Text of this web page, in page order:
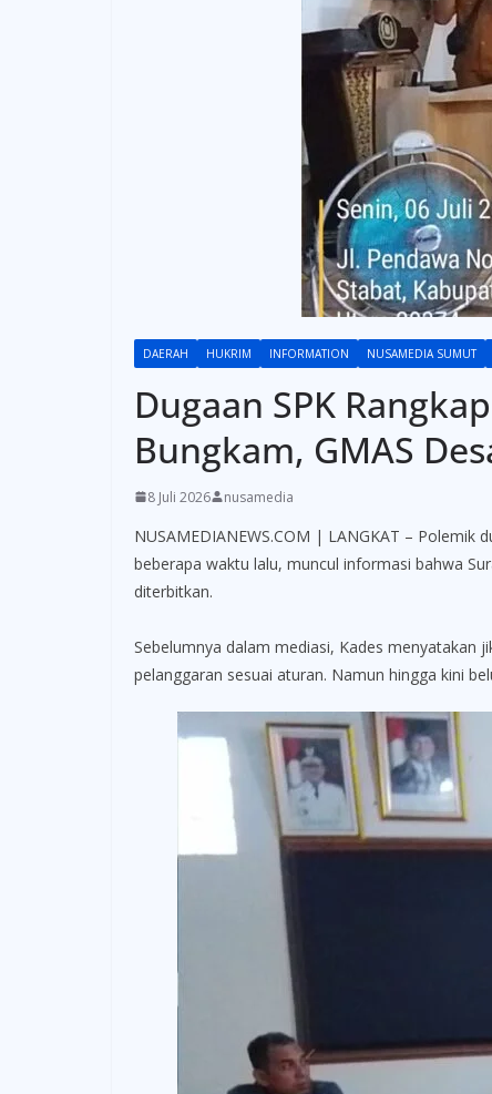
DAERAH HUKRIM INFORMATION NUSAMEDIA SUMUT
Dugaan SPK
Bungkam, GMAS
8 Juli 2026 nusamedia
NUSAMEDIANEWS.COM | LANGKAT – Polemik
beberapa waktu lalu, muncul informasi bahwa
diterbitkan.
Sebelumnya dalam mediasi, Kades menyatakan
pelanggaran sesuai aturan. Namun hingga kini